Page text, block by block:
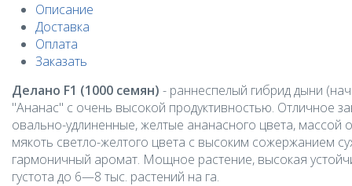
Описание
Доставка
Оплата
Заказать
Делано F1 (1000 cемян) - раннеспелый гибрид дыни
"Ананас" с очень высокой продуктивностью. Отличное
овально-удлиненные, желтые ананасного цвета,
мякоть светло-желтого цвета с высоким сожержанием
гармоничный аромат. Мощное растение, высокая
густота до 6—8 тыс. растений на га.